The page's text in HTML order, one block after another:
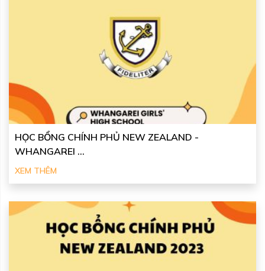
HỌC BỔNG CHÍNH PHỦ NEW ZEALAND -
WHANGAREI ...
XEM THÊM